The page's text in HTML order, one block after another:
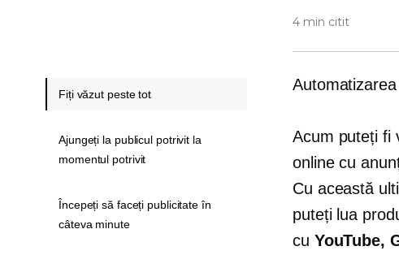
4 min citit
Acum puteți fi
online cu
Cu această
puteți lua
cu YouTube,
Fiți văzut peste tot
Ajungeți la publicul potrivit la
momentul potrivit
Începeți să faceți publicitate în
câteva minute